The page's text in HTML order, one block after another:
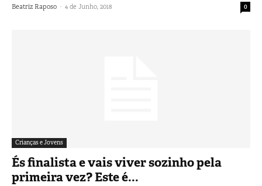
Beatriz Raposo - 4 de Junho, 2018 0
Crianças e Jovens
És finalista e vais viver sozinho pela
primeira vez? Este é...